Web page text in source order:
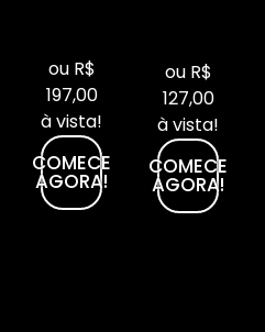
ou R$
197,00
à vista!
COMECE
AGORA!
ou R$
127,00
à vista!
COMECE
AGORA!